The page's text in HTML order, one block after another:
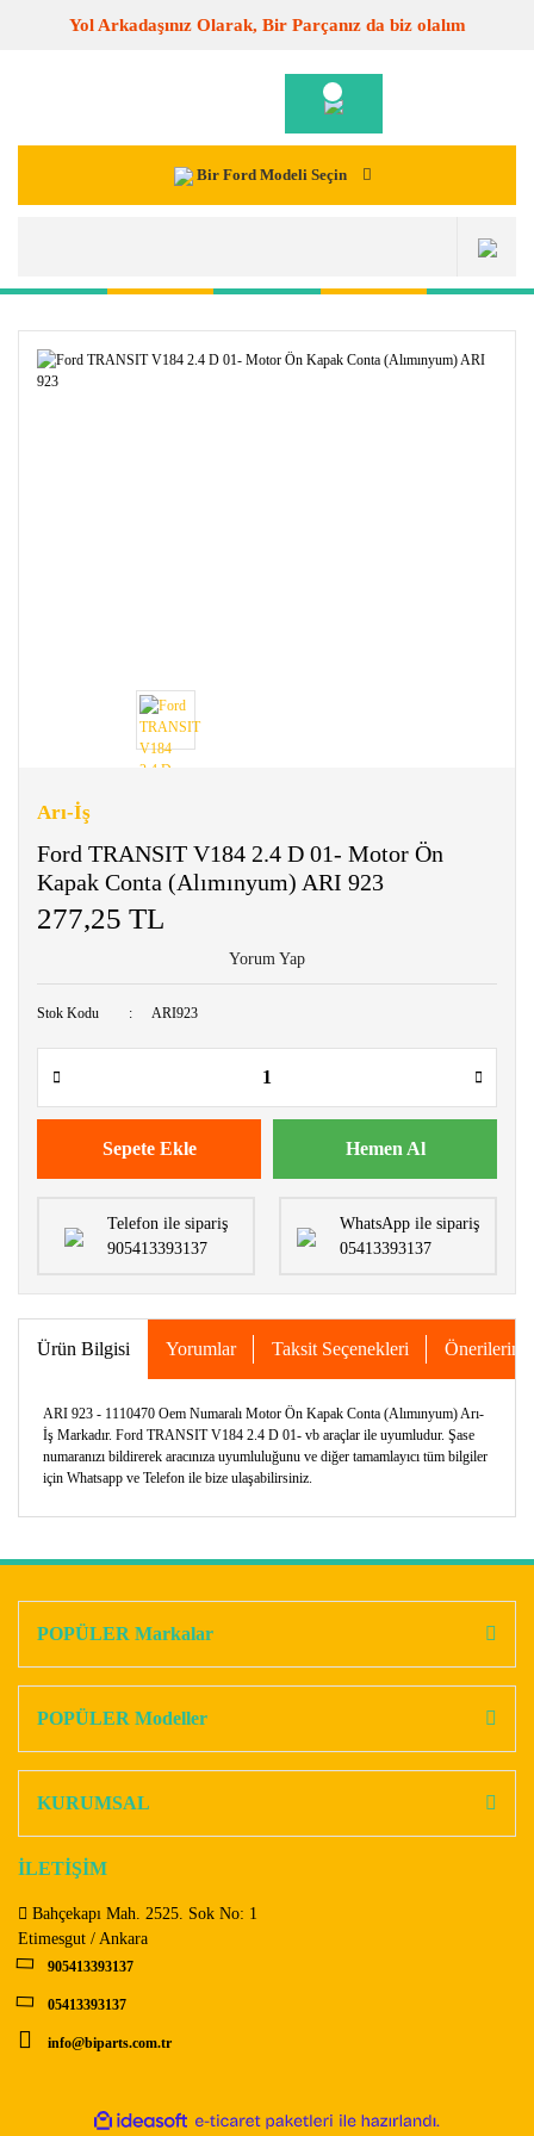
Yol Arkadaşınız Olarak, Bir Parçanız da biz olalım
Bir Ford Modeli Seçin
Arı-İş
Ford TRANSIT V184 2.4 D 01- Motor Ön
Kapak Conta (Alımınyum) ARI 923
277,25 TL
Yorum Yap
Stok Kodu ARI923
Sepete Ekle Hemen Al
Telefon ile sipariş
905413393137
WhatsApp ile sipariş
05413393137
Ürün Bilgisi Yorumlar Taksit Seçenekleri Önerileriniz
ARI 923 - 1110470 Oem Numaralı Motor Ön Kapak Conta (Alımınyum) Arı-
İş Markadır. Ford TRANSIT V184 2.4 D 01- vb araçlar ile uyumludur. Şase
numaranızı bildirerek aracınıza uyumluluğunu ve diğer tamamlayıcı tüm bilgiler
için Whatsapp ve Telefon ile bize ulaşabilirsiniz.
Ürün açıklamasında eksik bilgiler bulunuyor.
Bu ürüne benzer farklı alternatifler olmalı.
POPÜLER Markalar
POPÜLER Modeller
KURUMSAL
İLETİŞİM
Bahçekapı Mah. 2525. Sok No: 1
Etimesgut / Ankara
905413393137
05413393137
info@biparts.com.tr
ideasoft
e-